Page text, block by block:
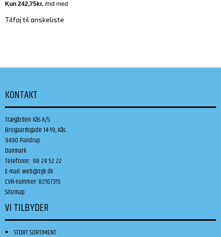
Tilføj til ønskeliste
KONTAKT
Trægården Kås A/S
Brogaardsgade 14-19, Kås
9490 Pandrup
Danmark
Telefonnr.: 98 24 52 22
E-mail:web@tgk.dk
CVR-nummer: 82167315
Sitemap
VI TILBYDER
STORT SORTIMENT